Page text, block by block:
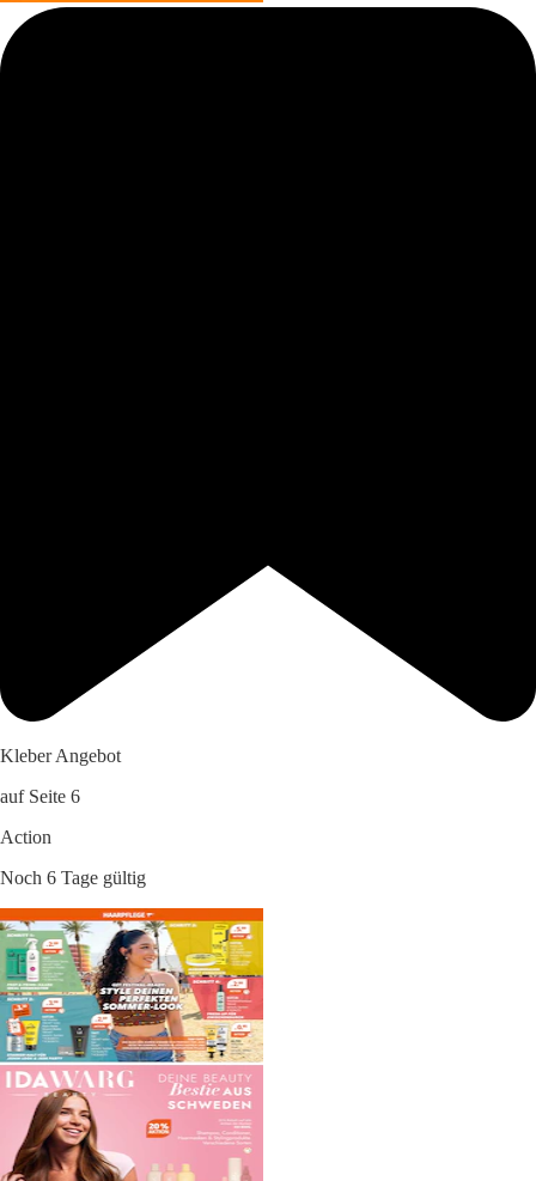
Kleber Angebot
auf Seite 6
Action
Noch 6 Tage gültig